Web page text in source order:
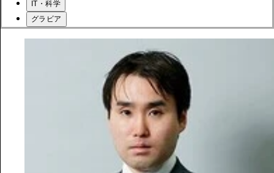
IT・科学
グラビア